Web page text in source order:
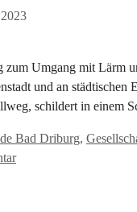
zum Umgang mit Lärm
und an
schildert in einem
Bad Driburg,